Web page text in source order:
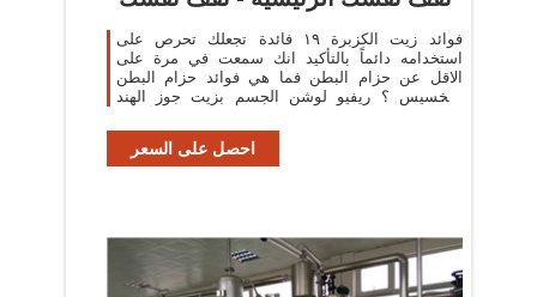
فوائد زيت الكزبرة ١٩ فائدة تجعلك تحرص على
استخدامه دائماً بالتأكيد انك سمعت في مرة على
الاقل عن حزام البطن فما هي فوائد حزام البطن
للتخسيس ؟ ريفيو لوشن الجسم بزيت جوز الهند
احصل على السعر